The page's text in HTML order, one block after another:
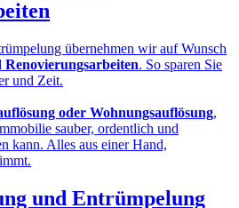
übernehmen wir auf Wunsch
Renovierungsarbeiten. So sparen Sie
und Zeit.
oder Wohnungsauflösung,
sauber, ordentlich und
kann. Alles aus einer Hand,
und Entrümpelung